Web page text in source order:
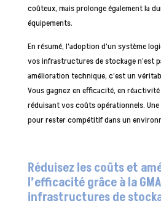
coûteux, mais prolonge également la
équipements.
En résumé, l’adoption d’un système
vos infrastructures de stockage n’est
amélioration technique, c’est un
Vous gagnez en efficacité, en
réduisant vos coûts opérationnels.
pour rester compétitif dans un
Réduisez les coûts et
l’efficacité grâce à la
infrastructures de